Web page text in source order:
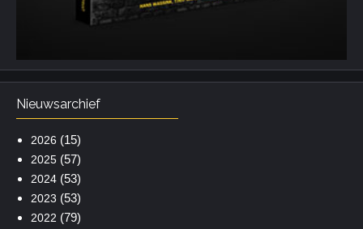
Nieuwsarchief
2026 (15)
2025(57)
2024(53)
2023 (53)
2022 (79)